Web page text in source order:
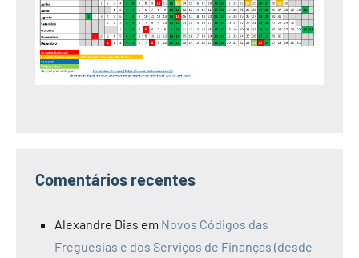
Comentários recentes
Alexandre Dias em Novos Códigos das
Freguesias e dos Serviços de Finanças (desde